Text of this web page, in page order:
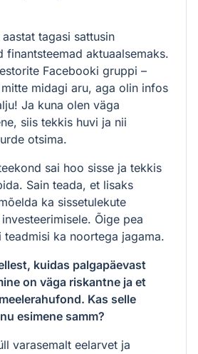
tagasi sattusin
finantsteemad aktuaalsemaks.
Facebooki gruppi –
midagi aru, aga olin infos
Ja kuna olen väga
siis tekkis huvi ja nii
otsima.
sai hoo sisse ja tekkis
Sain teada, et lisaks
ka sissetulekute
Õige pea
teadmisi ka noortega jagama.
kuidas palgapäevast
on väga riskantne ja et
Kas selle
esimene samm?
varasemalt eelarvet ja